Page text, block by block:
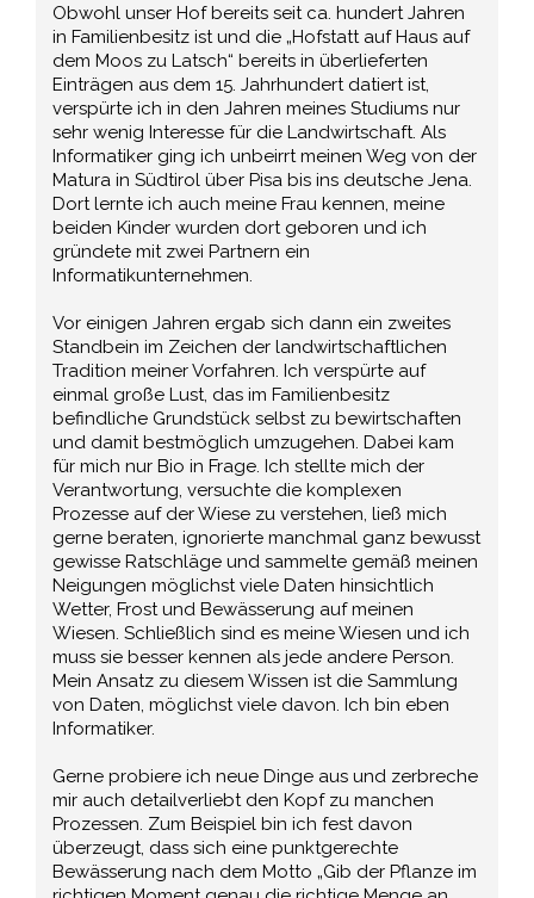
Obwohl unser Hof bereits seit ca. hundert Jahren
in Familienbesitz ist und die „Hofstatt auf Haus auf
dem Moos zu Latsch“ bereits in überlieferten
Einträgen aus dem 15. Jahrhundert datiert ist,
verspürte ich in den Jahren meines Studiums nur
sehr wenig Interesse für die Landwirtschaft. Als
Informatiker ging ich unbeirrt meinen Weg von der
Matura in Südtirol über Pisa bis ins deutsche Jena.
Dort lernte ich auch meine Frau kennen, meine
beiden Kinder wurden dort geboren und ich
gründete mit zwei Partnern ein
Informatikunternehmen.
Vor einigen Jahren ergab sich dann ein zweites
Standbein im Zeichen der landwirtschaftlichen
Tradition meiner Vorfahren. Ich verspürte auf
einmal große Lust, das im Familienbesitz
befindliche Grundstück selbst zu bewirtschaften
und damit bestmöglich umzugehen. Dabei kam
für mich nur Bio in Frage. Ich stellte mich der
Verantwortung, versuchte die komplexen
Prozesse auf der Wiese zu verstehen, ließ mich
gerne beraten, ignorierte manchmal ganz bewusst
gewisse Ratschläge und sammelte gemäß meinen
Neigungen möglichst viele Daten hinsichtlich
Wetter, Frost und Bewässerung auf meinen
Wiesen. Schließlich sind es meine Wiesen und ich
muss sie besser kennen als jede andere Person.
Mein Ansatz zu diesem Wissen ist die Sammlung
von Daten, möglichst viele davon. Ich bin eben
Informatiker.
Gerne probiere ich neue Dinge aus und zerbreche
mir auch detailverliebt den Kopf zu manchen
Prozessen. Zum Beispiel bin ich fest davon
überzeugt, dass sich eine punktgerechte
Bewässerung nach dem Motto „Gib der Pflanze im